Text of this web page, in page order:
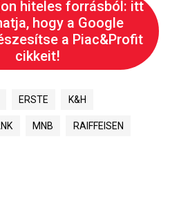
hiteles forrásból: itt
hogy a Google
a Piac&Profit
cikkeit!
ERSTE K&H
MNB RAIFFEISEN